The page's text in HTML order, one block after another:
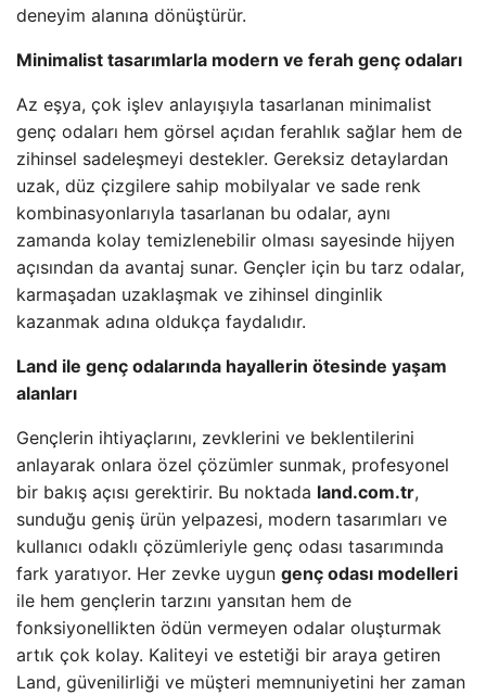
deneyim alanına dönüştürür.
Minimalist tasarımlarla modern ve ferah genç odaları
Az eşya, çok işlev anlayışıyla tasarlanan minimalist
genç odaları hem görsel açıdan ferahlık sağlar hem de
zihinsel sadeleşmeyi destekler. Gereksiz detaylardan
uzak, düz çizgilere sahip mobilyalar ve sade renk
kombinasyonlarıyla tasarlanan bu odalar, aynı
zamanda kolay temizlenebilir olması sayesinde hijyen
açısından da avantaj sunar. Gençler için bu tarz odalar,
karmaşadan uzaklaşmak ve zihinsel dinginlik
kazanmak adına oldukça faydalıdır.
Land ile genç odalarında hayallerin ötesinde yaşam
alanları
Gençlerin ihtiyaçlarını, zevklerini ve beklentilerini
anlayarak onlara özel çözümler sunmak, profesyonel
bir bakış açısı gerektirir. Bu noktada land.com.tr,
sunduğu geniş ürün yelpazesi, modern tasarımları ve
kullanıcı odaklı çözümleriyle genç odası tasarımında
fark yaratıyor. Her zevke uygun genç odası modelleri
ile hem gençlerin tarzını yansıtan hem de
fonksiyonellikten ödün vermeyen odalar oluşturmak
artık çok kolay. Kaliteyi ve estetiği bir araya getiren
Land, güvenilirliği ve müşteri memnuniyetini her zaman